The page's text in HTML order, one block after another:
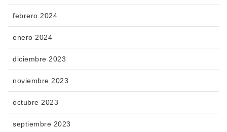
febrero 2024
enero 2024
diciembre 2023
noviembre 2023
octubre 2023
septiembre 2023